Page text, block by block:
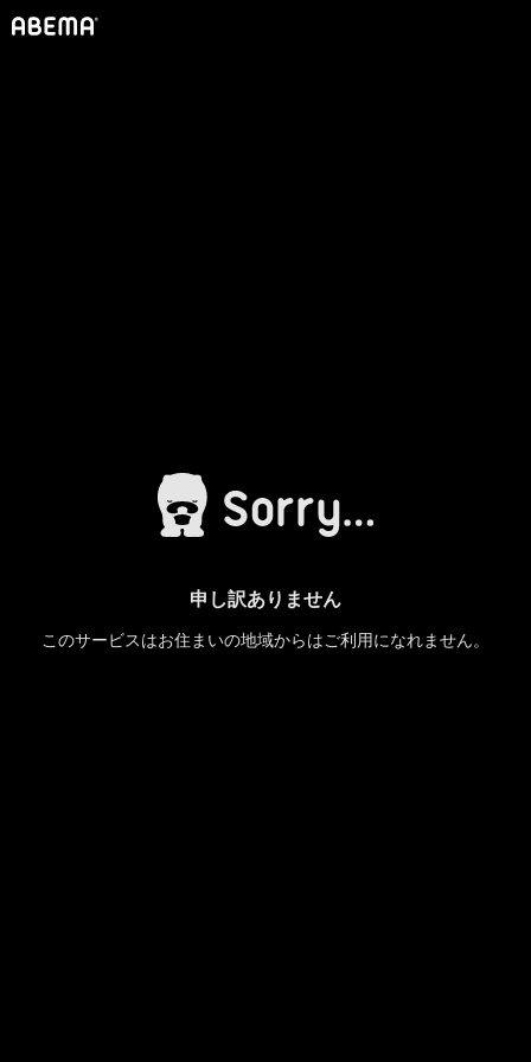
申し訳ありません
このサービスはお住まいの地域からはご利用になれません。